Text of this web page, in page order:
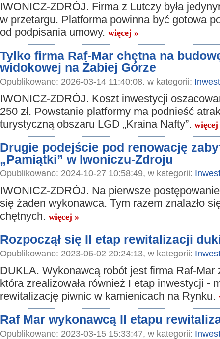
IWONICZ-ZDRÓJ. Firma z Lutczy była
w przetargu. Platforma powinna być gotowa
od podpisania umowy. więcej »
Tylko firma Raf-Mar chętna na
widokowej na Żabiej Górze
Opublikowano: 2026-03-14 11:40:08, w kategorii:
IWONICZ-ZDRÓJ. Koszt inwestycji
250 zł. Powstanie platformy ma podnieść
turystyczną obszaru LGD „Kraina Nafty”. więcej
Drugie podejście pod renowację
„Pamiątki” w Iwoniczu-Zdroju
Opublikowano: 2024-10-27 10:58:49, w kategorii:
IWONICZ-ZDRÓJ. Na pierwsze
się żaden wykonawca. Tym razem znalazło
chętnych. więcej »
Rozpoczął się II etap rewitalizacji
Opublikowano: 2023-06-02 20:24:13, w kategorii:
DUKLA. Wykonawcą robót jest firma Raf-Mar
która zrealizowała również I etap inwestycji -
rewitalizację piwnic w kamienicach na Rynku.
Raf Mar wykonawcą II etapu
Opublikowano: 2023-03-15 15:33:47, w kategorii: